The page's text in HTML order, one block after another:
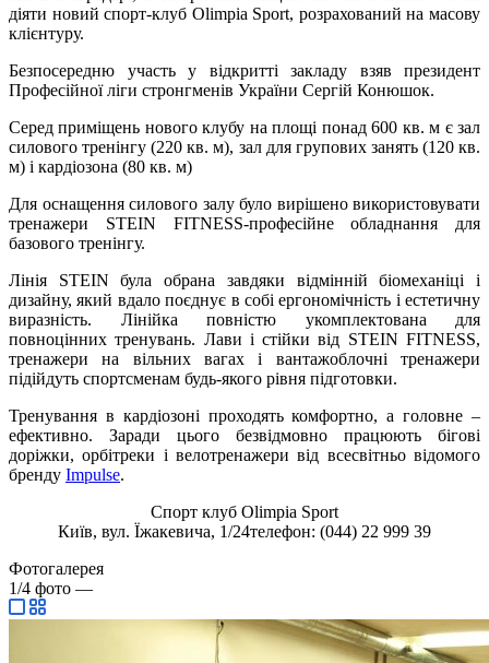
діяти новий спорт-клуб Olimpia Sport, розрахований на масову
клієнтуру.
Безпосередню участь у відкритті закладу взяв президент
Професійної ліги стронгменів України Сергій Конюшок.
Серед приміщень нового клубу на площі понад 600 кв. м є зал
силового тренінгу (220 кв. м), зал для групових занять (120 кв.
м) і кардіозона (80 кв. м)
Для оснащення силового залу було вирішено використовувати
тренажери STEIN FITNESS-професійне обладнання для
базового тренінгу.
Лінія STEIN була обрана завдяки відмінній біомеханіці і
дизайну, який вдало поєднує в собі ергономічність і естетичну
виразність. Лінійка повністю укомплектована для
повноцінних тренувань. Лави і стійки від STEIN FITNESS,
тренажери на вільних вагах і вантажоблочні тренажери
підійдуть спортсменам будь-якого рівня підготовки.
Тренування в кардіозоні проходять комфортно, а головне –
ефективно. Заради цього безвідмовно працюють бігові
доріжки, орбітреки і велотренажери від всесвітньо відомого
бренду Impulse.
Спорт клуб Olimpia Sport
Київ, вул. Їжакевича, 1/24телефон: (044) 22 999 39
Фотогалерея
1/4 фото —